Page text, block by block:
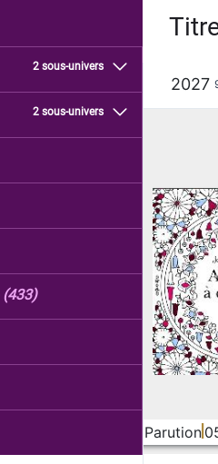
2 sous-univers
2 sous-univers
(433)
2027
Parution